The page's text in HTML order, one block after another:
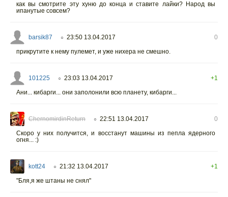
как вы смотрите эту хуню до конца и ставите лайки? Народ вы
ипанутые совсем?
barsik87 ○ 23:50 13.04.2017
0
прикрутите к нему пулемет, и уже нихера не смешно.
101225 ○ 23:03 13.04.2017
+1
Ани... кибарги... они заполонили всю планету, кибарги...
ChernomirdinReturn ○ 22:51 13.04.2017
0
Скоро у них получится, и восстанут машины из пепла ядерного
огня... :)
kott24 ○ 21:32 13.04.2017
+1
"Бля,я же штаны не снял"